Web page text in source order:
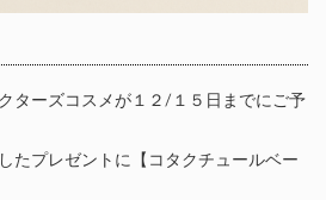
ターズコスメが１２/１５日までにご予
たプレゼントに【コタクチュールベー